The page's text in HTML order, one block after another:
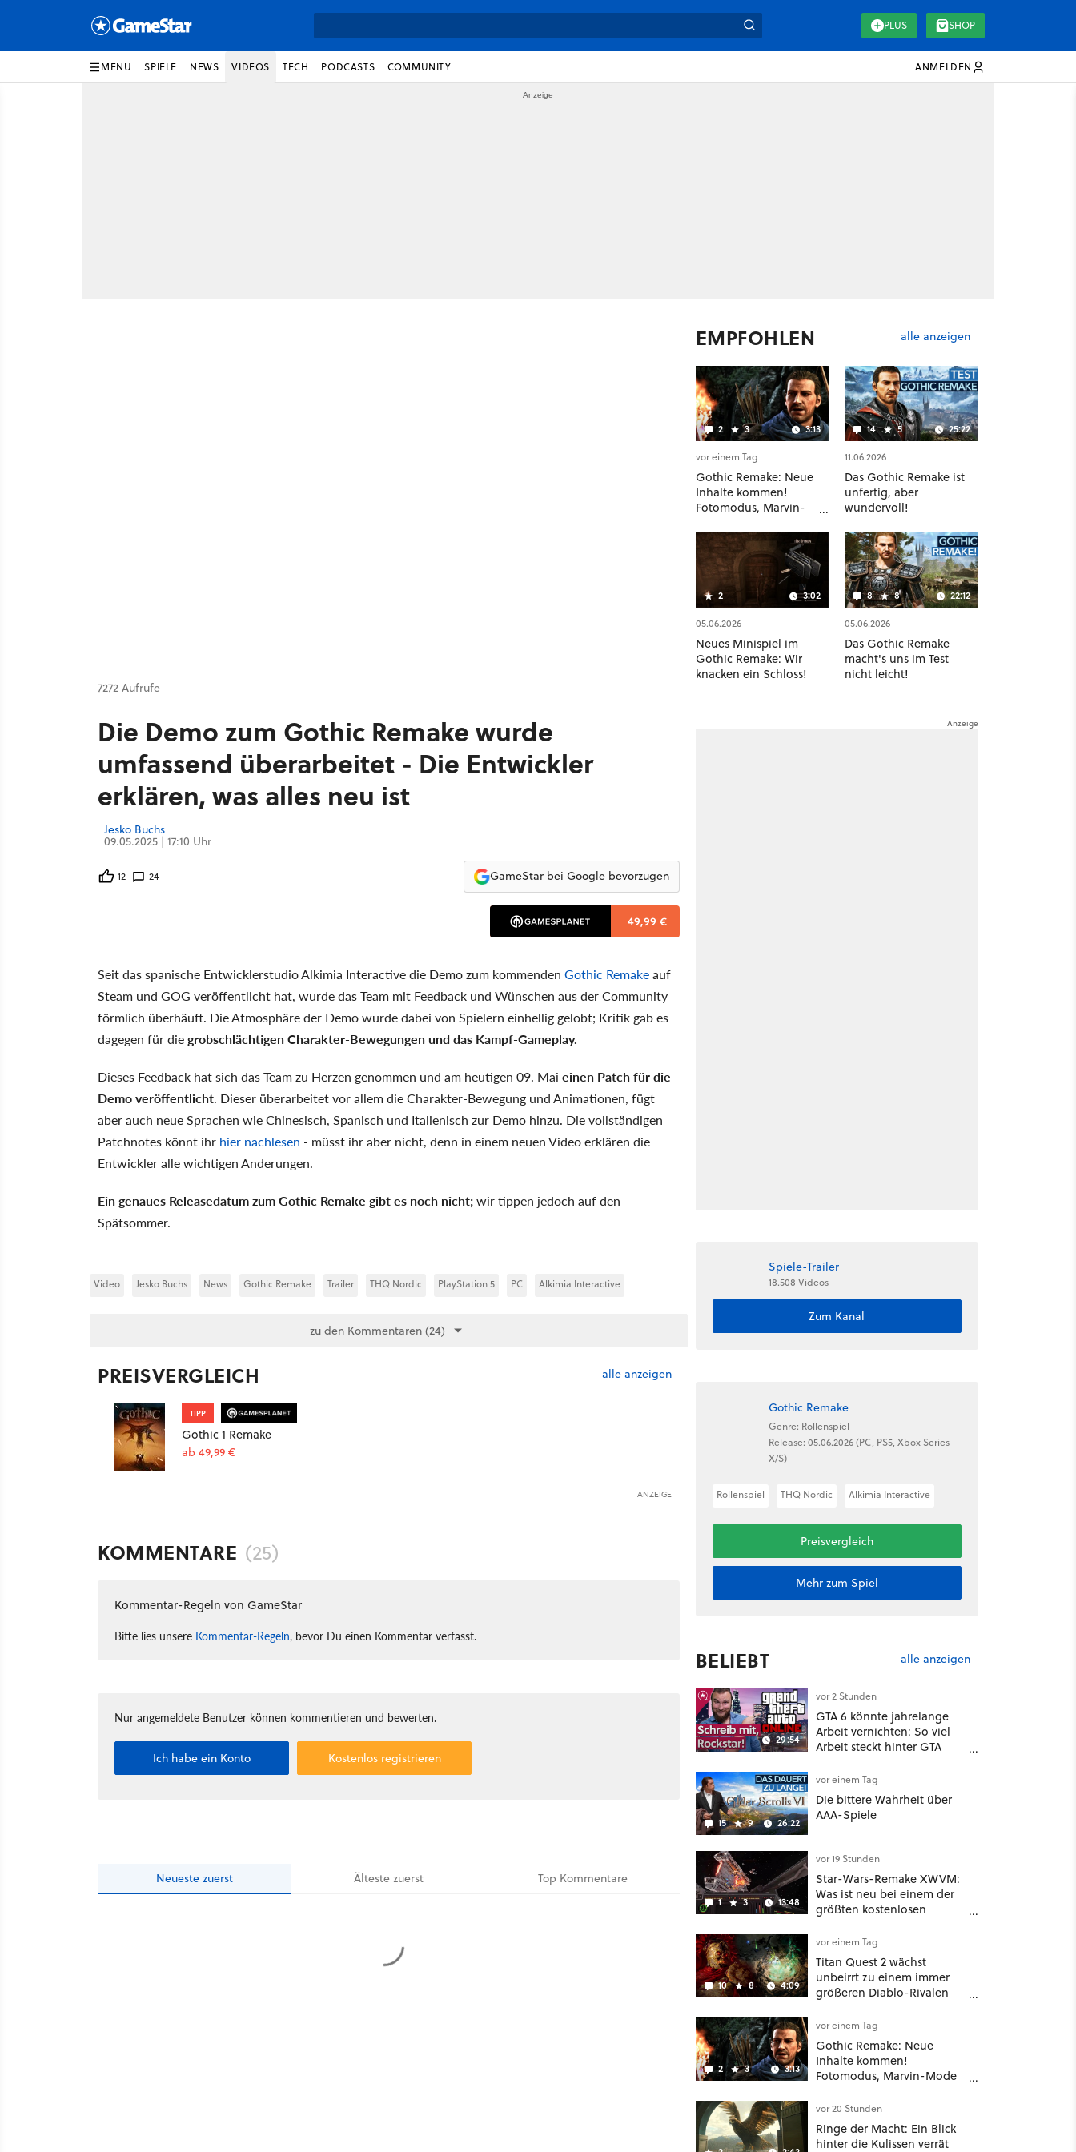
PLUS SHOP
MENU SPIELE NEWS VIDEOS TECH PODCASTS COMMUNITY ANMELDEN
7272 Aufrufe
Die Demo zum Gothic Remake wurde
umfassend überarbeitet - Die Entwickler
erklären, was alles neu ist
Jesko Buchs
09.05.2025 | 17:10 Uhr
12 24 GameStar bei Google bevorzugen
49,99 €
Seit das spanische Entwicklerstudio Alkimia Interactive die Demo zum kommenden Gothic Remakeauf
Steam und GOG veröffentlicht hat, wurde das Team mit Feedback und Wünschen aus der Community
förmlich überhäuft. Die Atmosphäre der Demo wurde dabei von Spielern einhellig gelobt; Kritik gab es
dagegen für diegrobschlächtigen Charakter-Bewegungen und das Kampf-Gameplay.
Dieses Feedback hat sich das Team zu Herzen genommen und am heutigen 09. Mai einen Patch für die
Demo veröffentlicht. Dieser überarbeitet vor allem die Charakter-Bewegung und Animationen, fügt
aber auch neue Sprachen wie Chinesisch, Spanisch und Italienisch zur Demo hinzu. Die vollständigen
Patchnotes könnt ihr hier nachlesen - müsst ihr aber nicht, denn in einem neuen Video erklären die
Entwickler alle wichtigen Änderungen.
Ein genaues Releasedatum zum Gothic Remake gibt es noch nicht;wir tippen jedoch auf den
Spätsommer.
Video Jesko Buchs News Gothic Remake Trailer THQ Nordic PlayStation 5 PC Alkimia Interactive
zu den Kommentaren (24)
PREISVERGLEICH alle anzeigen
TIPP
Gothic 1 Remake
ab 49,99 €
ANZEIGE
KOMMENTARE (25)
Kommentar-Regeln von GameStar
Bitte lies unsere Kommentar-Regeln, bevor Du einen Kommentar verfasst.
Nur angemeldete Benutzer können kommentieren und bewerten.
Ich habe ein Konto Kostenlos registrieren
Neueste zuerst Ältestezuerst Top Kommentare
EMPFOHLEN alle anzeigen
2 3 3:13
vor einem Tag
Gothic Remake: Neue
Inhalte kommen!
Fotomodus, Marvin-
bestätigt
14 5 25:22
11.06.2026
Das Gothic Remake ist
unfertig, aber
wundervoll!
2 3:02
05.06.2026
Neues Minispiel im
Gothic Remake: Wir
knacken ein Schloss!
8 8 22:12
05.06.2026
Das Gothic Remake
macht's uns im Test
nicht leicht!
Spiele-Trailer
18.508 Videos
Zum Kanal
Gothic Remake
Genre: Rollenspiel
Release: 05.06.2026 (PC, PS5, Xbox Series
X/S)
Rollenspiel THQ Nordic Alkimia Interactive
Preisvergleich
Mehr zum Spiel
BELIEBT alle anzeigen
29:54
vor 2 Stunden
GTA 6 könnte jahrelange
Arbeit vernichten: So viel
Arbeit steckt hinter GTA
15 9 26:22
vor einem Tag
Die bittere Wahrheit über
AAA-Spiele
1 3 13:48
vor 19 Stunden
Star-Wars-Remake XWVM:
Was ist neu bei einem der
größten kostenlosen
10 8 4:09
vor einem Tag
Titan Quest 2 wächst
unbeirrt zu einem immer
größeren Diablo-Rivalen
sogar eine richtige
Beschwörer-Klasse
2 3 3:13
vor einem Tag
Gothic Remake: Neue
Inhalte kommen!
Fotomodus, Marvin-Mode
vor 20 Stunden
Ringe der Macht: Ein Blick
hinter die Kulissen verrät